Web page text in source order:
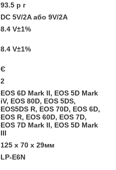
93.5 р г
DC 5V/2A або 9V/2A
8.4 V±1%
8.4 V±1%
Є
2
EOS 6D Mark II, EOS 5D Mark
iV, EOS 80D, EOS 5DS,
EOS5DS R, EOS 70D, EOS 6D,
EOS R, EOS 60D, EOS 7D,
EOS 7D Mark II, EOS 5D Mark
III
125 х 70 х 29мм
LP-E6N